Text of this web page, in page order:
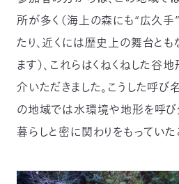
所が多く（海上の森にも“広久
たり、近くには歴史上の舞台と
ます）、これらはくねくねした谷
介いただきました。こうした呼び
の地域では水環境や地形を呼び
暮らしと密に関わりをもっていた